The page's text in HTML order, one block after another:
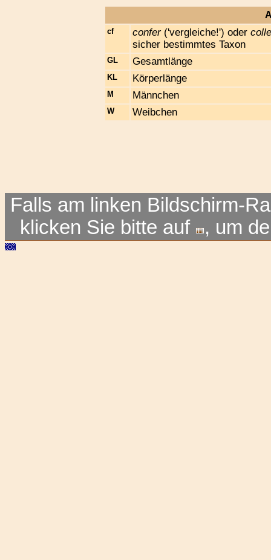
cf confer('vergleiche!') oder
sicher bestimmtes Taxon
GL Gesamtlänge
KL Körperlänge
M Männchen
W Weibchen
Falls am linken Bildschirm-
klicken Sie bitte auf
, um